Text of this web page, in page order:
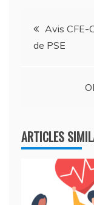
de
Avis CFE-
de PSE
ARTICLES